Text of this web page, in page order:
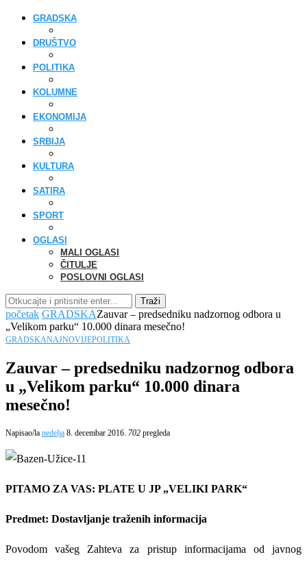
GRADSKA
DRUŠTVO
POLITIKA
KOLUMNE
EKONOMIJA
SRBIJA
KULTURA
SATIRA
SPORT
OGLASI
MALI OGLASI
ČITULJE
POSLOVNI OGLASI
Traži
početak GRADSKAZauvar – predsedniku nadzornog odbora u
„Velikom parku“ 10.000 dinara mesečno!
GRADSKANAJNOVIJEPOLITIKA
Zauvar – predsedniku nadzornog odbora
u „Velikom parku“ 10.000 dinara
mesečno!
Napisao/la nedelja 8. decembar 2016. 702 pregleda
PITAMO ZA VAS: PLATE U JP „VELIKI PARK“
Predmet: Dostavljanje traženih informacija
Povodom vašeg Zahteva za pristup informacijama od javnog